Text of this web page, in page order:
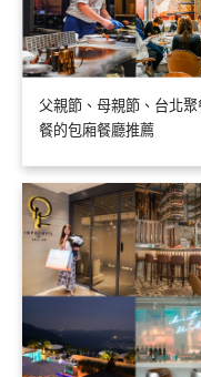
父親節、母親節、台北
餐的包廂餐廳推薦